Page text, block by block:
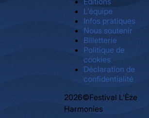
L’équipe
Infos pratiques
Nous soutenir
Billetterie
Politique de
cookies
Déclaration de
confidentialité
2026©Festival L'Èze
Harmonies